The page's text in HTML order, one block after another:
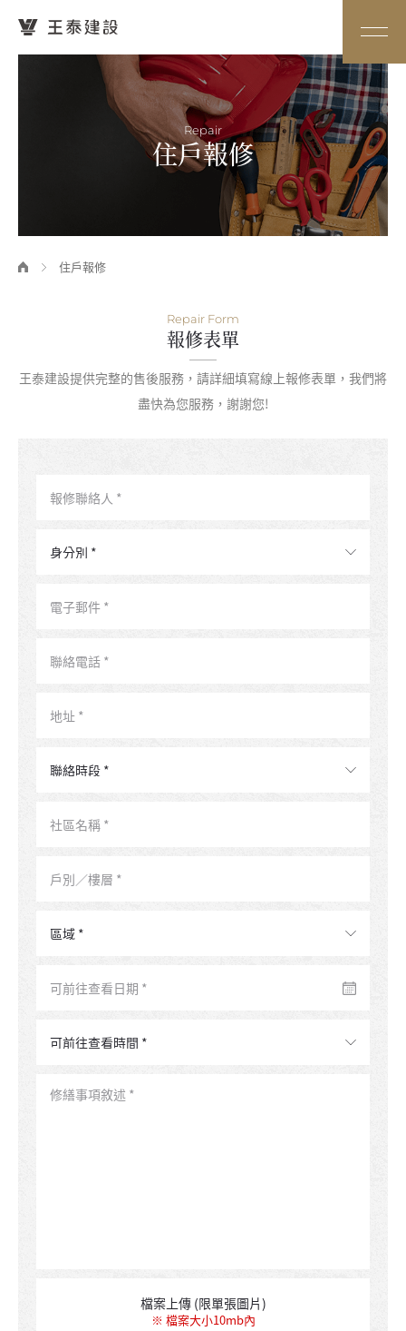
Repair
住戶報修
住戶報修
Repair Form
報修表單
王泰建設提供完整的售後服務，請詳細填寫線上報修表單，我們將
盡快為您服務，謝謝您!
檔案上傳 (限單張圖片)
※ 檔案大小10mb內